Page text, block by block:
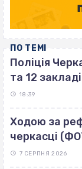
ПО ТЕМІ
Поліція
та 12
18:39
Ходою за
черкасці
7 СЕРПНЯ 2026